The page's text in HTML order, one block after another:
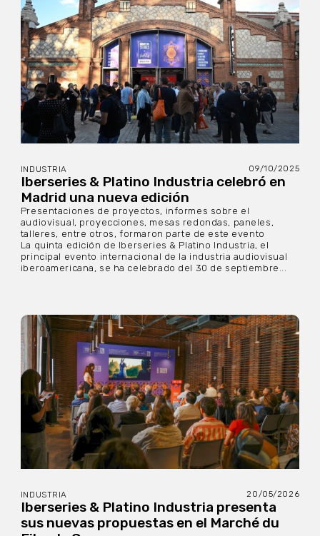
INDUSTRIA 09/10/2025
Iberseries & Platino Industria celebró en
Madrid una nueva edición
Presentaciones de proyectos, informes sobre el
audiovisual, proyecciones, mesas redondas, paneles,
talleres, entre otros, formaron parte de este evento
La quinta edición de Iberseries & Platino Industria, el
principal evento internacional de la industria audiovisual
iberoamericana, se ha celebrado del 30 de septiembre...
INDUSTRIA 20/05/2026
Iberseries & Platino Industria presenta
sus nuevas propuestas en el Marché du